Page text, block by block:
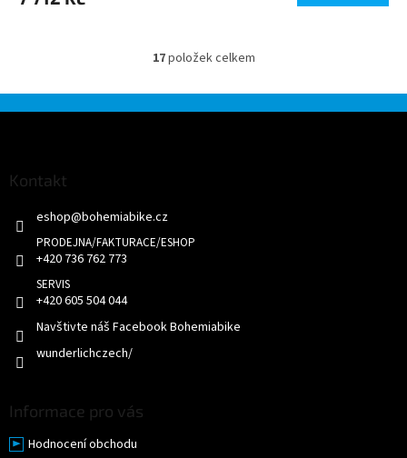
O
l
á
p
17položek celkem
Kontakt
eshop@bohemiabike.cz
+420 736 762 773
+420 605 504 044
Navštivte náš Facebook Bohemiabike
wunderlichczech/
Informace pro vás
Hodnocení obchodu